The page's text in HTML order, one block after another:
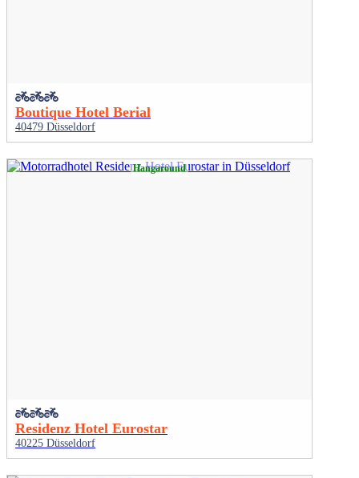
Boutique Hotel Berial
40479 Düsseldorf
Hangaround
Residenz Hotel Eurostar
40225 Düsseldorf